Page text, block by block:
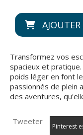
Transformez vos
spacieux et
poids léger en font
passionnés de plein
des aventures,
Tweeter
Pinterest